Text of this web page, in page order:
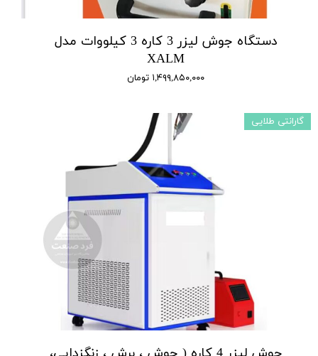
دستگاه جوش لیزر 3 کاره 3 کیلووات مدل
XALM
۱,۴۹۹,۸۵۰,۰۰۰ تومان
گارانتی طلایی